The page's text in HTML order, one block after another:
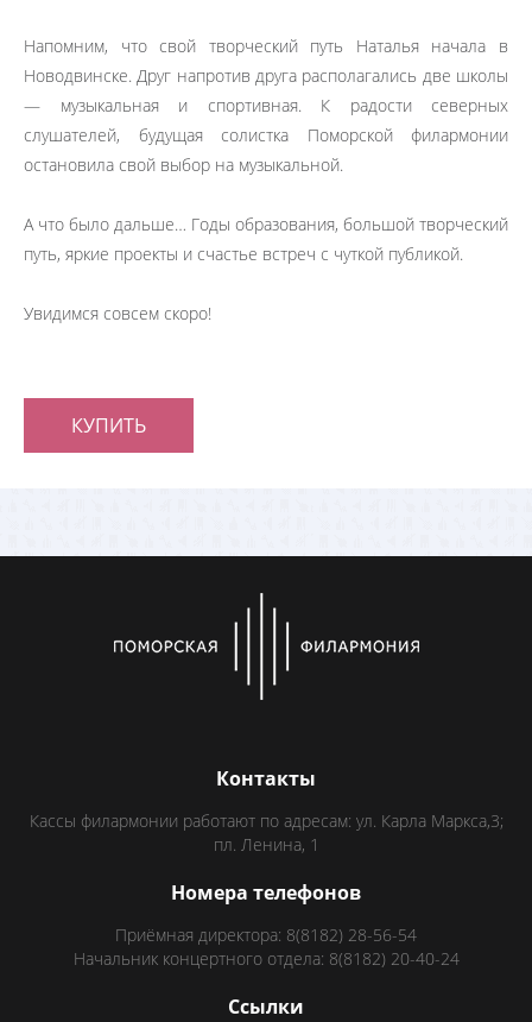
Напомним, что свой творческий путь Наталья начала в
Новодвинске. Друг напротив друга располагались две школы
— музыкальная и спортивная. К радости северных
слушателей, будущая солистка Поморской филармонии
остановила свой выбор на музыкальной.
А что было дальше… Годы образования, большой творческий
путь, яркие проекты и счастье встреч с чуткой публикой.
Увидимся совсем скоро!
КУПИТЬ
Контакты
Кассы филармонии работают по адресам: ул. Карла Маркса,3;
пл. Ленина, 1
Номера телефонов
Приёмная директора: 8(8182) 28-56-54
Начальник концертного отдела: 8(8182) 20-40-24
Ссылки